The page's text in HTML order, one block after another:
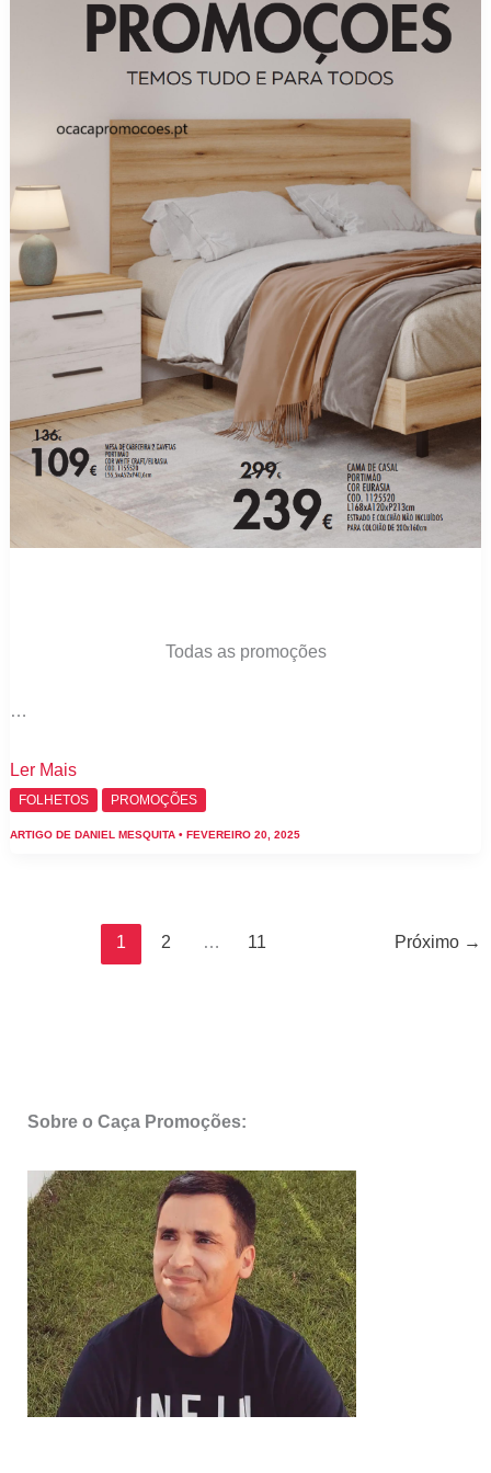
Todas as promoções
…
Folheto
JOM
Ler Mais
FOLHETOS PROMOÇÕES
ARTIGO DE DANIEL MESQUITA • FEVEREIRO 20, 2025
1 2 … 11 Próximo →
Sobre o Caça Promoções: